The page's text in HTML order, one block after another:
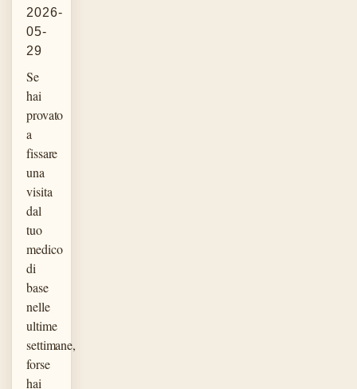
2026-
05-
29
Se
hai
provato
a
fissare
una
visita
dal
tuo
medico
di
base
nelle
ultime
settimane,
forse
hai